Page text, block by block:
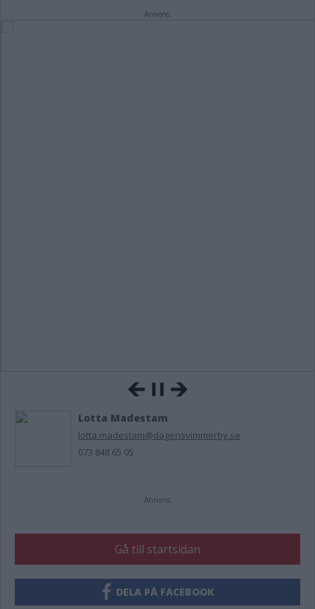
Annons:
Lotta Madestam
lotta.madestam@dagensvimmerby.se
073 848 65 05
Annons:
Gå till startsidan
DELA PÅ FACEBOOK